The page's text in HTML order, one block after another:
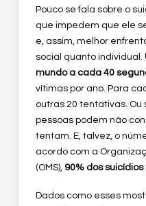
Pouco se fala sobre o
que impedem que ele
e, assim, melhor
social quanto individual.
mundo a cada 40
vítimas por ano. Para
outras 20 tentativas. Ou
pessoas podem não
tentam. E, talvez, o
acordo com a
(OMS), 90% dos
Dados como esses